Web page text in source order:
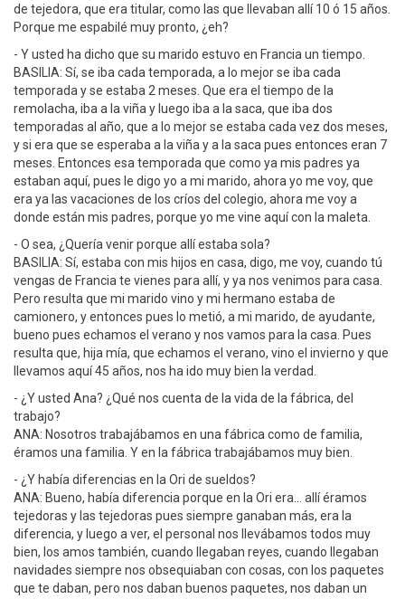
de tejedora, que era titular, como las que llevaban allí 10 ó 15 años.
Porque me espabilé muy pronto, ¿eh?
- Y usted ha dicho que su marido estuvo en Francia un tiempo.
BASILIA: Sí, se iba cada temporada, a lo mejor se iba cada
temporada y se estaba 2 meses. Que era el tiempo de la
remolacha, iba a la viña y luego iba a la saca, que iba dos
temporadas al año, que a lo mejor se estaba cada vez dos meses,
y si era que se esperaba a la viña y a la saca pues entonces eran 7
meses. Entonces esa temporada que como ya mis padres ya
estaban aquí, pues le digo yo a mi marido, ahora yo me voy, que
era ya las vacaciones de los críos del colegio, ahora me voy a
donde están mis padres, porque yo me vine aquí con la maleta.
- O sea, ¿Quería venir porque allí estaba sola?
BASILIA: Sí, estaba con mis hijos en casa, digo, me voy, cuando tú
vengas de Francia te vienes para allí, y ya nos venimos para casa.
Pero resulta que mi marido vino y mi hermano estaba de
camionero, y entonces pues lo metió, a mi marido, de ayudante,
bueno pues echamos el verano y nos vamos para la casa. Pues
resulta que, hija mía, que echamos el verano, vino el invierno y que
llevamos aquí 45 años, nos ha ido muy bien la verdad.
- ¿Y usted Ana? ¿Qué nos cuenta de la vida de la fábrica, del
trabajo?
ANA: Nosotros trabajábamos en una fábrica como de familia,
éramos una familia. Y en la fábrica trabajábamos muy bien.
- ¿Y había diferencias en la Ori de sueldos?
ANA: Bueno, había diferencia porque en la Ori era... allí éramos
tejedoras y las tejedoras pues siempre ganaban más, era la
diferencia, y luego a ver, el personal nos llevábamos todos muy
bien, los amos también, cuando llegaban reyes, cuando llegaban
navidades siempre nos obsequiaban con cosas, con los paquetes
que te daban, pero nos daban buenos paquetes, nos daban un